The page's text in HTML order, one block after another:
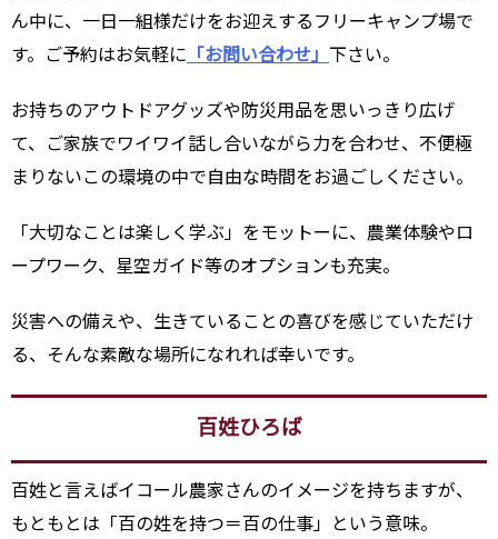
ん中に、一日一組様だけをお迎えするフリーキャンプ場で
す。ご予約はお気軽に 「お問い合わせ」 下さい。
お持ちのアウトドアグッズや防災用品を思いっきり広げ
て、ご家族でワイワイ話し合いながら力を合わせ、不便極
まりないこの環境の中で自由な時間をお過ごしください。
「大切なことは楽しく学ぶ」をモットーに、農業体験やロ
ープワーク、星空ガイド等のオプションも充実。
災害への備えや、生きていることの喜びを感じていただけ
る、そんな素敵な場所になれれば幸いです。
百姓ひろば
百姓と言えばイコール農家さんのイメージを持ちますが、
もともとは「百の姓を持つ＝百の仕事」という意味。